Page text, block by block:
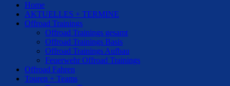
Home
AKTUELLES + TERMINE
Offroad Trainings
Offroad Trainings gesamt
Offroad Trainings Basis
Offroad Trainings Aufbau
Feuerwehr Offroad Trainings
Offroad Fahren
Touren + Teams